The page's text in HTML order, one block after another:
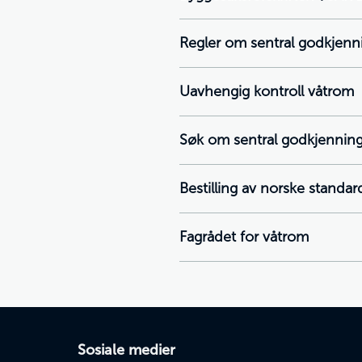
Regler om sentral
Uavhengig kontroll våtrom
Søk om sentral
Bestilling av norske
Fagrådet for våtrom
Sosiale medier